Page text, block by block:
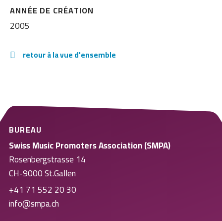
ANNÉE DE CRÉATION
2005
retour à la vue d'ensemble
BUREAU
Swiss Music Promoters Association (SMPA)
Rosenbergstrasse 14
CH-9000 St.Gallen
+41 71 552 20 30
info@smpa.ch